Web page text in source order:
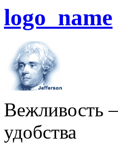
logo_name
Вежливость
удобства